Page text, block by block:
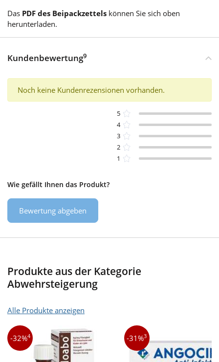
Das PDF des Beipackzettels können Sie sich oben
herunterladen.
Kundenbewertung9
Noch keine Kundenrezensionen vorhanden.
5
4
3
2
1
Wie gefällt Ihnen das Produkt?
Bewertung abgeben
Produkte aus der Kategorie
Abwehrsteigerung
Alle Produkte anzeigen
-32%4 -31%3